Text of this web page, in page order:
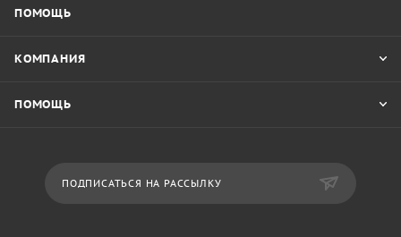
ПОМОЩЬ
КОМПАНИЯ
ПОМОЩЬ
ПОДПИСАТЬСЯ НА РАССЫЛКУ